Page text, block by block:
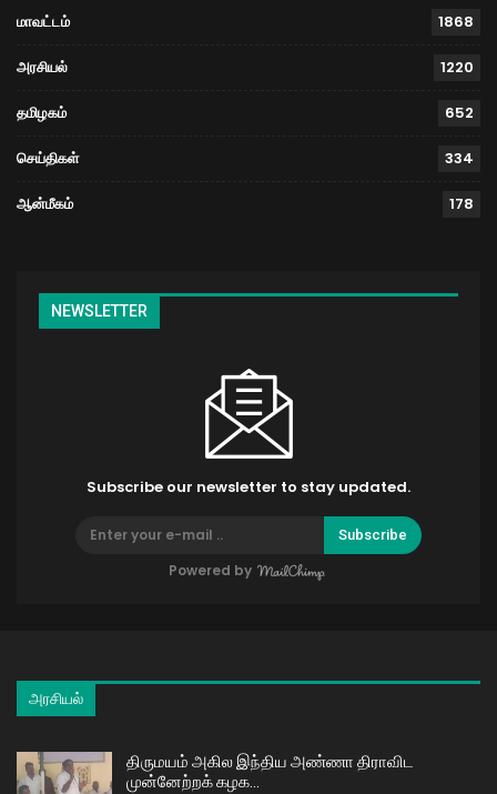
மாவட்டம் 1868
அரசியல் 1220
தமிழகம் 652
செய்திகள் 334
ஆன்மீகம் 178
NEWSLETTER
Subscribe our newsletter to stay updated.
Subscribe
Powered by
அரசியல்
திருமயம் அகில இந்திய அண்ணா திராவிட
முன்னேற்றக் கழக…